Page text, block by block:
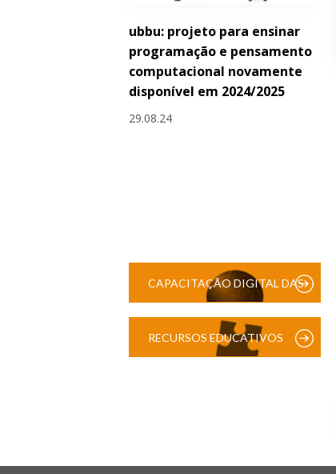
ubbu: projeto para ensinar
programação e pensamento
computacional novamente
disponível em 2024/2025
29.08.24
CAPACITAÇÃO DIGITAL DAS
RECURSOS EDUCATIVOS